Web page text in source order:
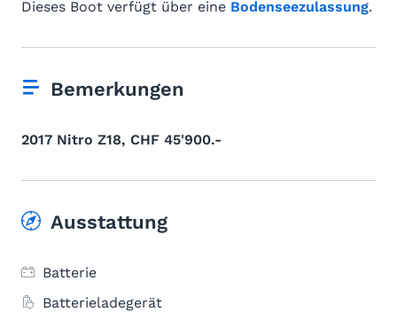
Dieses Boot verfügt über eine Bodenseezulassung.
Bemerkungen
2017 Nitro Z18, CHF 45'900.-
Ausstattung
Batterie
Batterieladegerät